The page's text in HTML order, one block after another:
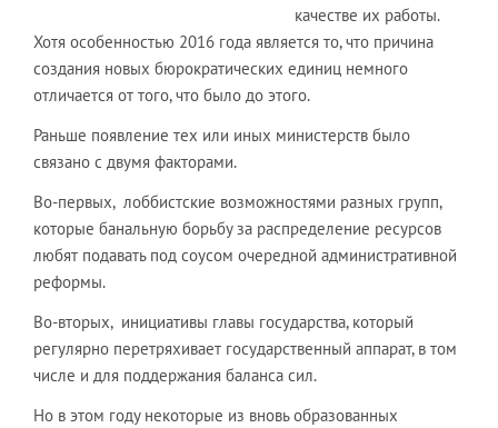
качестве их работы.
Хотя особенностью 2016 года является то, что причина
создания новых бюрократических единиц немного
отличается от того, что было до этого.
Раньше появление тех или иных министерств было
связано с двумя факторами.
Во-первых, лоббистские возможностями разных групп,
которые банальную борьбу за распределение ресурсов
любят подавать под соусом очередной административной
реформы.
Во-вторых, инициативы главы государства, который
регулярно перетряхивает государственный аппарат, в том
числе и для поддержания баланса сил.
Но в этом году некоторые из вновь образованных